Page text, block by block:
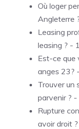
Où loger
Angleterre
Leasing
leasing ? -
Est-ce que
anges 23?
Trouver un
parvenir ? -
Rupture
avoir droit ?